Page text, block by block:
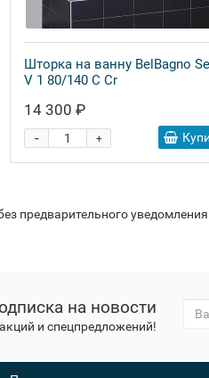
Шторка на ванну BelBagno
V 1 80/140 C Cr
14 300 ₽
+
-
предварительного
на новости
и спецпредложений!